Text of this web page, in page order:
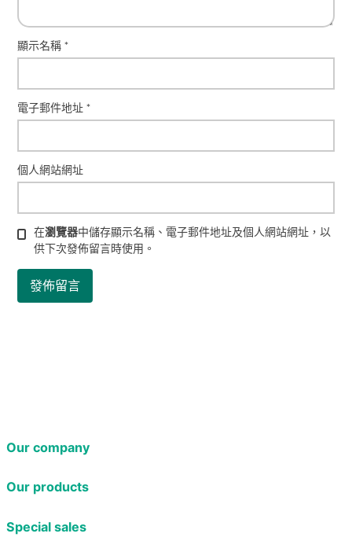
顯示名稱 *
電子郵件地址 *
個人網站網址
在瀏覽器中儲存顯示名稱、電子郵件地址及個人網站網址，以
供下次發佈留言時使用。
Our company
Our products
Special sales